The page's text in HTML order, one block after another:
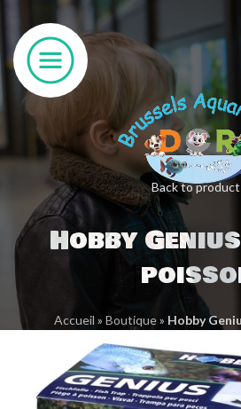
Back to
Hobby
Accueil » Boutique» Hobby